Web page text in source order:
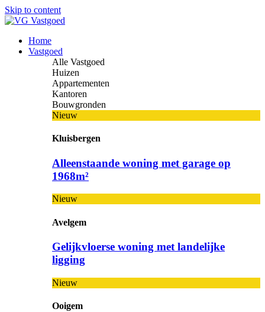
Skip to content
Home
Vastgoed
Alle Vastgoed
Huizen
Appartementen
Kantoren
Bouwgronden
Nieuw
Kluisbergen
Alleenstaande woning met garage op
1968m²
Nieuw
Avelgem
Gelijkvloerse woning met landelijke
ligging
Nieuw
Ooigem